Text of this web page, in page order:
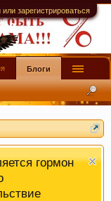
или зарегистрироваться
гормон
Блоги